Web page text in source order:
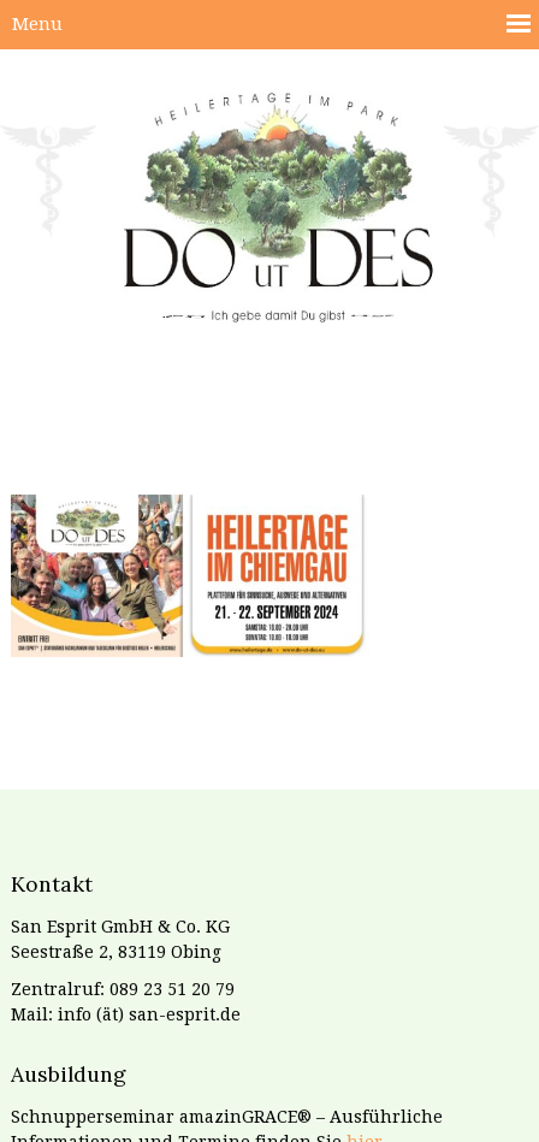
Kontakt
San Esprit GmbH & Co. KG
Seestraße 2, 83119 Obing
Zentralruf: 089 23 51 20 79
Mail: info (ät) san-esprit.de
Ausbildung
Schnupperseminar amazinGRACE® – Ausführliche